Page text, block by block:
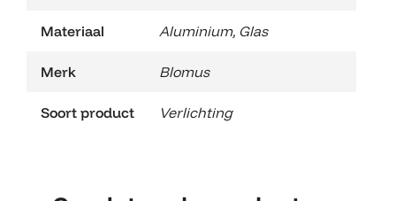
Materiaal Aluminium, Glas
Merk Blomus
Soort product Verlichting